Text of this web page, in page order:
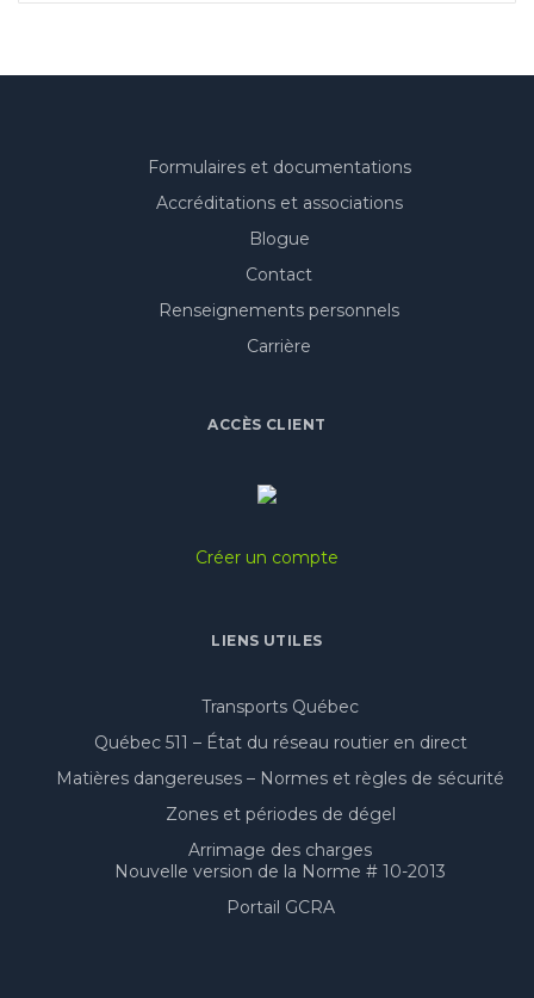
Formulaires et documentations
Accréditations et associations
Blogue
Contact
Renseignements personnels
Carrière
ACCÈS CLIENT
Créer un compte
LIENS UTILES
Transports Québec
Québec 511 – État du réseau routier en direct
Matières dangereuses – Normes et règles de sécurité
Zones et périodes de dégel
Arrimage des charges
Nouvelle version de la Norme # 10-2013
Portail GCRA